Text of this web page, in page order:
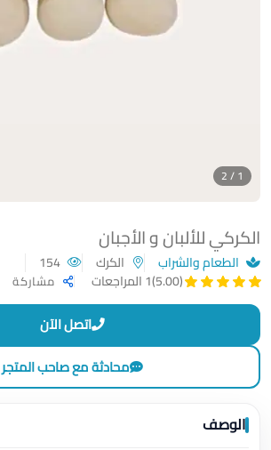
الكركي للألبان و الأجبان
الطعام والشراب الكرك
(5.00)
1 المراجعات مشاركة
1 / 2
اتصل الآن
محادثة مع صاحب المتجر
الوصف